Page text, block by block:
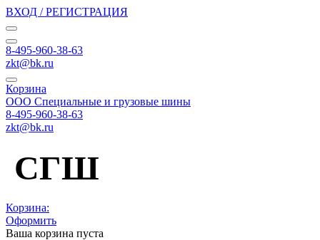
ВХОД / РЕГИСТРАЦИЯ
8-495-960-38-63
zkt@bk.ru
Корзина
ООО Специальные и грузовые шины
8-495-960-38-63
zkt@bk.ru
СГШ
Корзина:
Оформить
Ваша корзина пуста